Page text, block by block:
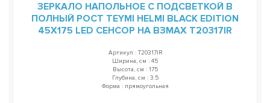
ЗЕРКАЛО НАПОЛЬНОЕ С ПОДСВЕТКОЙ В
ПОЛНЫЙ РОСТ TEYMI HELMI BLACK EDITION
45Х175 LED СЕНСОР НА ВЗМАХ T20317IR
Артикул : T20317IR
Ширина, см : 45
Высота, см : 175
Глубина, см : 3.5
Форма : прямоугольная